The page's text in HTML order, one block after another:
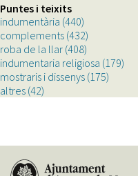
Puntes i teixits
indumentària (440)
indumentària
filter
complements (432)
filter
roba de la llar (408)
roba
de
indumentaria religiosa (179)
mostraris i dissenys (175)
altres (42)